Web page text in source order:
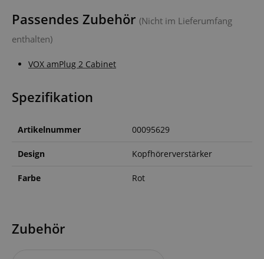
Passendes Zubehör (Nicht im Lieferumfang
enthalten)
VOX amPlug 2 Cabinet
Spezifikation
Artikelnummer 00095629
Design Kopfhörerverstärker
Farbe Rot
Zubehör